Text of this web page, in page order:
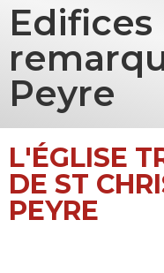
Edifices
Peyre
L'ÉGLISE
DE ST
PEYRE